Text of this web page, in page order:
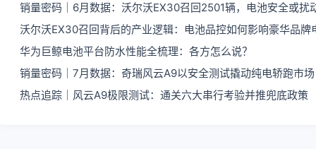
销量密码｜6月数据：沃尔沃EX30召回2501辆，电池安全或扰
沃尔沃EX30召回背后的产业逻辑：电池品控如何影响豪华品牌
华为巨鲸电池平台防水性能全梳理：各方怎么说？
销量密码｜7月数据：奇瑞风云A9以安全测试撬动纯电轿跑市场
热点追踪｜风云A9极限测试：通关六大串行考验并推兜底政策